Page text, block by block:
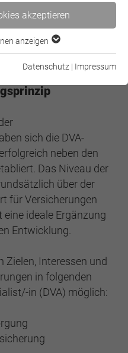
(DVA):
sich die DVA-
neben den
Das Niveau der
über der
für Versicherungen
ideale Ergänzung
Entwicklung.
Zielen, Interessen und
in folgenden
in (DVA) möglich:
akzeptieren
Funktionen der
verwendet, um Ihre
für diese Website zu
Ihre Consent-
Daten dazu, wie der
nutzt, zu generieren.
anzeigen
anzeigen
Datenschutz | Impressum